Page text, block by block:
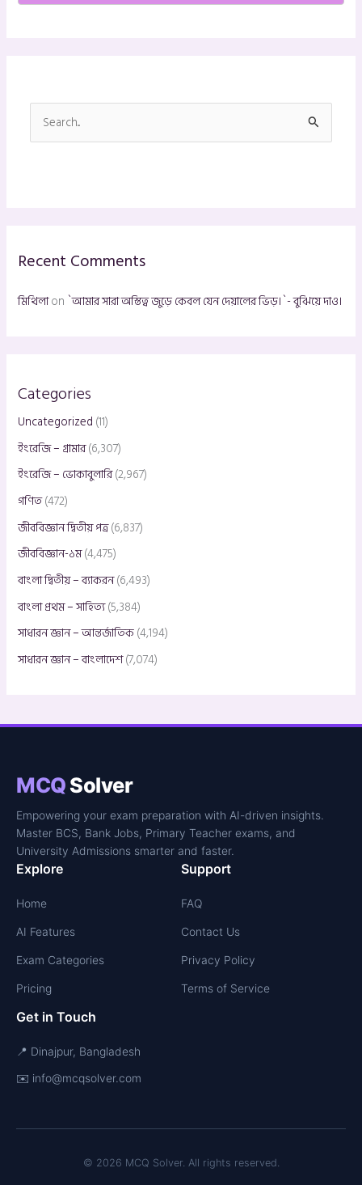
e
f
Recent Comments
মিথিলাon `আমার সারা অস্তিত্ব জুড়ে কেবল যেন দেয়ালের ভিড়।`- বুঝিয়ে দাও।
Categories
Uncategorized (11)
ইংরেজি – গ্রামার(6,307)
ইংরেজি – ভোকাবুলারি(2,967)
গণিত(472)
জীববিজ্ঞান দ্বিতীয় পত্র(6,837)
জীববিজ্ঞান-১ম(4,475)
বাংলা দ্বিতীয় – ব্যাকরন(6,493)
বাংলা প্রথম – সাহিত্য(5,384)
সাধারন জ্ঞান – আন্তর্জাতিক(4,194)
সাধারন জ্ঞান – বাংলাদেশ(7,074)
MCQSolver
Empowering your exam preparation with AI-driven insights.
Master BCS, Bank Jobs, Primary Teacher exams, and
University Admissions smarter and faster.
Explore
Home
AI Features
Exam Categories
Pricing
Support
FAQ
Contact Us
Privacy Policy
Terms of Service
Get in Touch
📍 Dinajpur, Bangladesh
✉️ info@mcqsolver.com
© 2026 MCQ Solver. All rights reserved.